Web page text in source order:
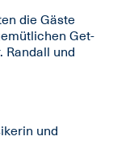
die Gäste
Get-
Randall und
und